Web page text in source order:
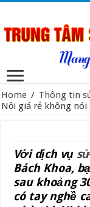
Home / Thông tin
Nội giá rẻ không nói
Với dịch vụ
Bách Khoa,
sau khoảng
có tay nghề